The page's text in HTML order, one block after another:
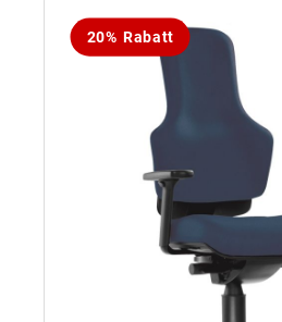
20% Rabatt